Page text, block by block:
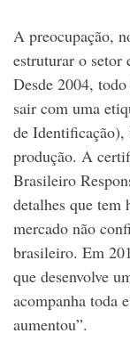
A preocupação,
estruturar o setor
Desde 2004,
sair com uma
de Identificação),
produção. A
Brasileiro
detalhes que tem
mercado não
brasileiro. Em
que desenvolve
acompanha toda
aumentou”.